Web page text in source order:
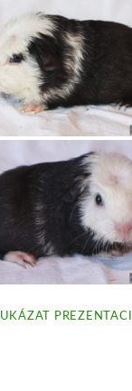
[UKÁZAT PREZENTACI]